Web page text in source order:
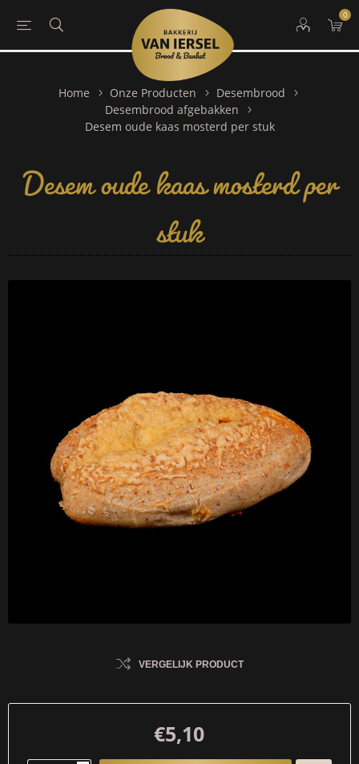
0
Home Onze Producten
Desembrood
Desembrood afgebakken
Desem oude kaas mosterd per stuk
Desem oude kaas mosterd per
stuk
VERGELIJK PRODUCT
€5,10